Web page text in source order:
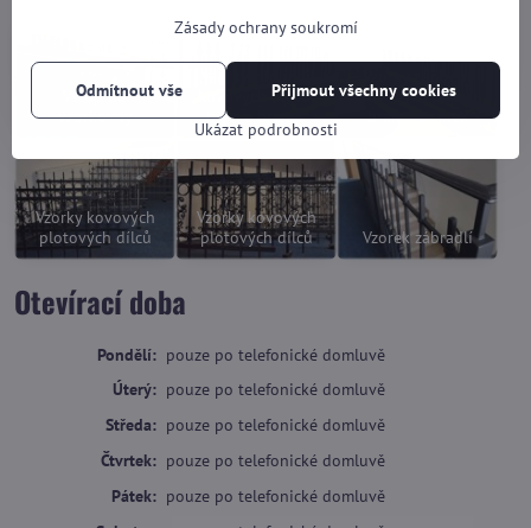
Vstup do
vzorkovny
Vzorky zdobení
kovových plotů,
bran a branek
kovových plotů,
bran a branek
Vzorky kovových
plotových dílců
Vzorky kovových
plotových dílců
Vzorek zábradlí
Otevírací doba
Pondělí: pouze po telefonické domluvě
Úterý: pouze po telefonické domluvě
Středa: pouze po telefonické domluvě
Čtvrtek: pouze po telefonické domluvě
Pátek: pouze po telefonické domluvě
Zásady ochrany soukromí
Ukázat podrobnosti
Přijmout všechny cookies
Odmítnout vše